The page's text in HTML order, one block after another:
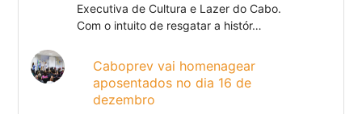
Executiva de Cultura e Lazer do Cabo.
Com o intuito de resgatar a histór…
Caboprev vai homenagear
aposentados no dia 16 de
dezembro